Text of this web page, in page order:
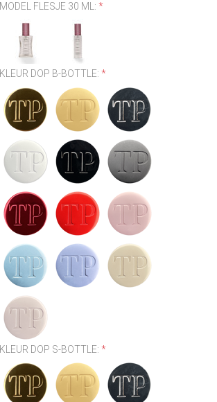
MODEL FLESJE 30 ML:*
KLEUR DOP B-BOTTLE:*
KLEUR DOP S-BOTTLE:*